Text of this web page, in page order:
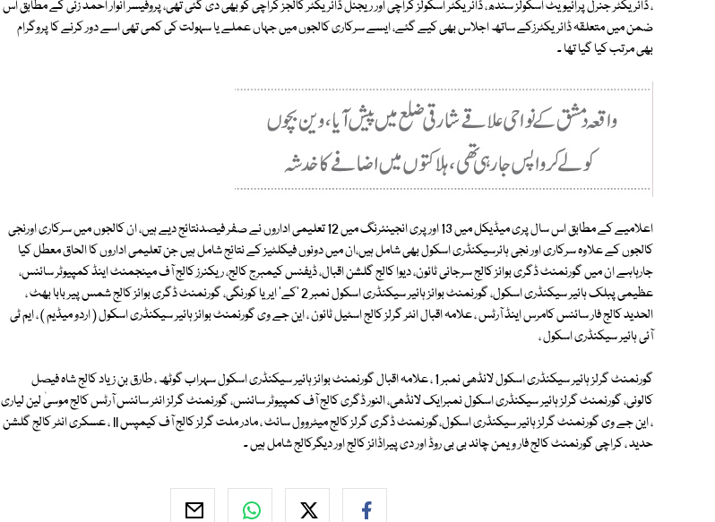
، ڈائریکٹر جنرل پرائیویٹ اسکولز سندھ، ڈائریکٹر اسکولز کراچی اور ریجنل ڈائریکٹر کالجز کراچی کو بھی دی گئی تھی، پروفیسر انوار احمد زئی کے مطابق اس
ضمن میں متعلقہ ڈائریکٹرزکے ساتھ اجلاس بھی کیے گئے، ایسے سرکاری کالجوں میں جہاں عملے یا سہولت کی کمی تھی اسے دور کرنے کا پروگرام
بھی مرتب کیا گیا تھا ۔
اعلامیے کے مطابق اس سال پری میڈیکل میں 13 اور پری انجینئرنگ میں 12 تعلیمی اداروں نے صفر فیصدنتائج دیے ہیں، ان کالجوں میں سرکاری اورنجی
کالجوں کے علاوہ سرکاری اور نجی ہائرسیکنڈری اسکول بھی شامل ہیں،ان میں دونوں فیکلٹیز کے نتائج شامل ہیں جن تعلیمی اداروں کا الحاق معطل کیا
جارہاہے ان میں گورنمنٹ ڈگری بوائز کالج سرجانی ٹائون، دیوا کالج گلشن اقبال، ڈیفنس کیمبرج کالج، ریکنرز کالج آف مینجمنٹ اینڈ کمپیوٹر سائنس،
عظیمی پبلک ہائیر سیکنڈری اسکول، گورنمنٹ بوائز ہائیر سیکنڈری اسکول نمبر 2 'کے' ایریا کورنگی، گورنمنٹ ڈگری بوائز کالج شمس پیر بابا بھٹ ،
الحدید کالج فار سائنس کامرس اینڈ آرٹس ، علامہ اقبال انٹر گرلز کالج اسٹیل ٹائون ، این جے وی گورنمنٹ بوائز ہائیر سیکنڈری اسکول ( اردو میڈیم ) ، ایم ٹی
آئی ہائیر سیکنڈری اسکول ،
گورنمنٹ گرلز ہائیر سیکنڈری اسکول لانڈھی نمبر 1 ، علامہ اقبال گورنمنٹ بوائز ہائیر سیکنڈری اسکول سہراب گوٹھ ، طارق بن زیاد کالج شاہ فیصل
کالونی، گورنمنٹ گرلز ہائیر سیکنڈری اسکول نمبرایک لانڈھی، النور ڈگری کالج آف کمپیوٹر سائنس، گورنمنٹ گرلز انٹر سائنس آرٹس کالج موسیٰ لین لیاری
، این جے وی گورنمنٹ گرلز ہائیر سیکنڈری اسکول،گورنمنٹ ڈگری گرلز کالج میٹروول سائٹ ، مادر ملت گرلز کالج آف کیمپس II ، عسکری انٹر کالج گلشن
حدید ، کراچی گورنمنٹ کالج فار ویمن چاند بی بی روڈ اور دی پیراڈائز کالج اور دیگرکالج شامل ہیں ۔